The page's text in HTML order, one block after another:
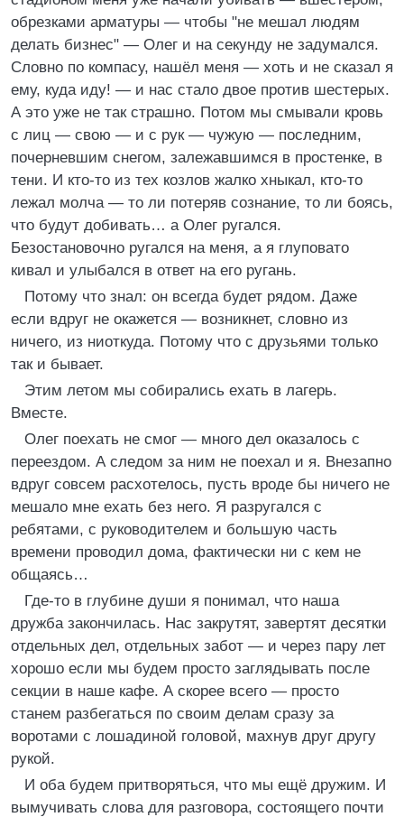
обрезками арматуры — чтобы "не мешал людям
делать бизнес" — Олег и на секунду не задумался.
Словно по компасу, нашёл меня — хоть и не сказал я
ему, куда иду! — и нас стало двое против шестерых.
А это уже не так страшно. Потом мы смывали кровь
с лиц — свою — и с рук — чужую — последним,
почерневшим снегом, залежавшимся в простенке, в
тени. И кто-то из тех козлов жалко хныкал, кто-то
лежал молча — то ли потеряв сознание, то ли боясь,
что будут добивать… а Олег ругался.
Безостановочно ругался на меня, а я глуповато
кивал и улыбался в ответ на его ругань.
Потому что знал: он всегда будет рядом. Даже
если вдруг не окажется — возникнет, словно из
ничего, из ниоткуда. Потому что с друзьями только
так и бывает.
Этим летом мы собирались ехать в лагерь.
Вместе.
Олег поехать не смог — много дел оказалось с
переездом. А следом за ним не поехал и я. Внезапно
вдруг совсем расхотелось, пусть вроде бы ничего не
мешало мне ехать без него. Я разругался с
ребятами, с руководителем и большую часть
времени проводил дома, фактически ни с кем не
общаясь…
Где-то в глубине души я понимал, что наша
дружба закончилась. Нас закрутят, завертят десятки
отдельных дел, отдельных забот — и через пару лет
хорошо если мы будем просто заглядывать после
секции в наше кафе. А скорее всего — просто
станем разбегаться по своим делам сразу за
воротами с лошадиной головой, махнув друг другу
рукой.
И оба будем притворяться, что мы ещё дружим. И
вымучивать слова для разговора, состоящего почти